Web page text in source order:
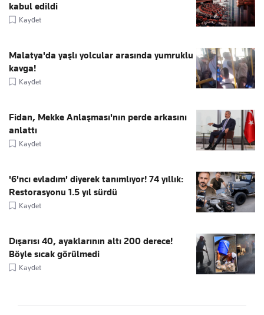
kabul edildi
Kaydet
Malatya'da yaşlı yolcular arasında yumruklu
kavga!
Kaydet
Fidan, Mekke Anlaşması'nın perde arkasını
anlattı
Kaydet
'6'ncı evladım' diyerek tanımlıyor! 74 yıllık:
Restorasyonu 1.5 yıl sürdü
Kaydet
Dışarısı 40, ayaklarının altı 200 derece!
Böyle sıcak görülmedi
Kaydet